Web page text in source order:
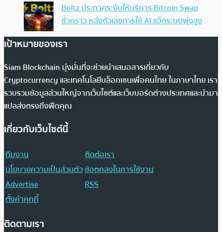
Boltz ประกาศระงับให้บริการ Bitcoin Swap
ชั่วคราว หลังตัวเลขการใช้ AI แฮ็กระบบพุ่งสูง
เป้าหมายของเรา
Siam Blockchain มุ่งมั่นที่จะช่วยนำเสนอสารเกี่ยวกับ
Cryptocurrency และเทคโนโลยีบล็อกเชนเพื่อคนไทย ในภาษาไทย เรา
รวบรวมข้อมูลส่วนใหญ่จากเว็บไซต์และเว็บบอร์ดต่างประเทศและนำมา
แปลส่งตรงถึงฟีดคุณ
เกี่ยวกับเว็บไซต์นี้
ทีมงาน
ติดต่อเรา
นโยบายความเป็นส่วนตัวข้อตกลงในการใช้งาน
Advertise
RSS
ตั้งค่าคุกกี้
ติดตามเรา